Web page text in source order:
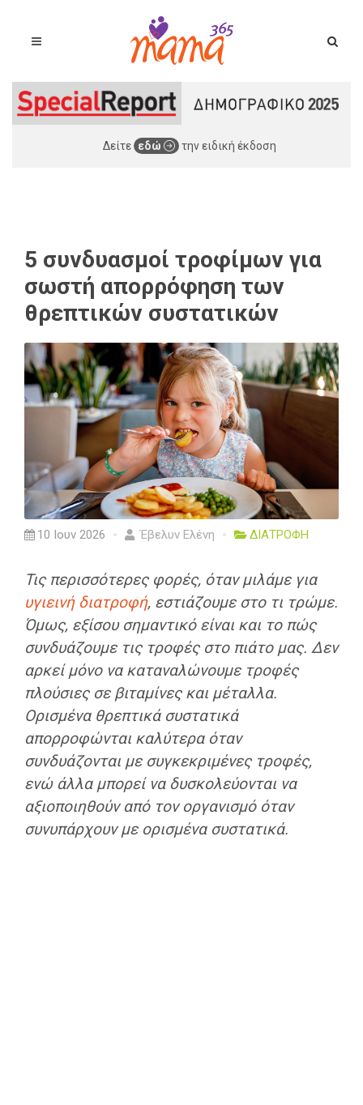
Δείτε εδώ την ειδική έκδοση
5 συνδυασμοί τροφίμων για
σωστή απορρόφηση των
θρεπτικών συστατικών
10 Ιουν 2026 Έβελυν Ελένη ΔΙΑΤΡΟΦΗ
Τις περισσότερες φορές, όταν μιλάμε για
υγιεινή διατροφή, εστιάζουμε στο τι τρώμε.
Όμως, εξίσου σημαντικό είναι και το πώς
συνδυάζουμε τις τροφές στο πιάτο μας. Δεν
αρκεί μόνο να καταναλώνουμε τροφές
πλούσιες σε βιταμίνες και μέταλλα.
Ορισμένα θρεπτικά συστατικά
απορροφώνται καλύτερα όταν
συνδυάζονται με συγκεκριμένες τροφές,
ενώ άλλα μπορεί να δυσκολεύονται να
αξιοποιηθούν από τον οργανισμό όταν
συνυπάρχουν με ορισμένα συστατικά.